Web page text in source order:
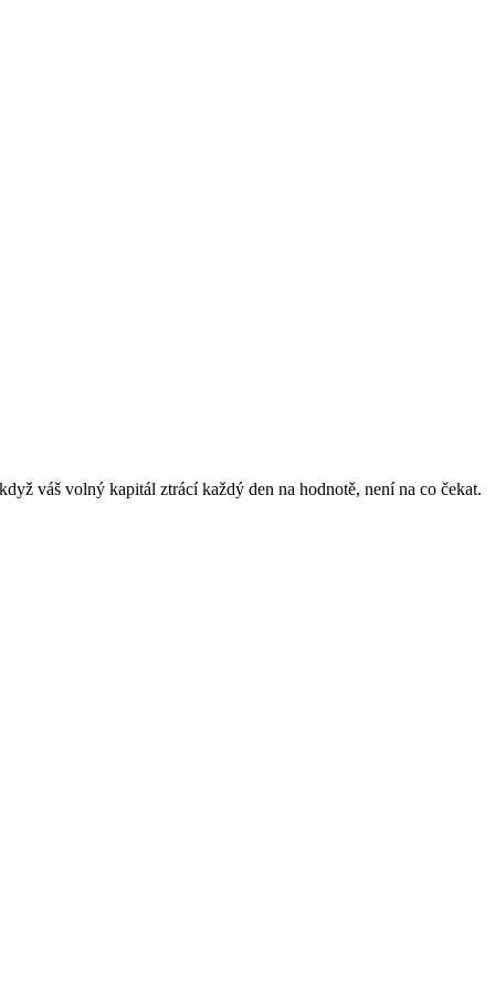
váš volný kapitál ztrácí každý den na hodnotě, není na co čekat.